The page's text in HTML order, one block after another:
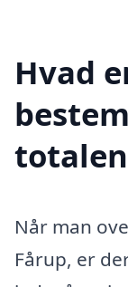
Hvad
Når man
Fårup, er